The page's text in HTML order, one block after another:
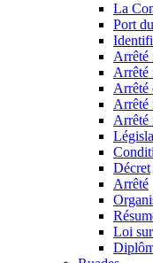
La
Port
Arrêté
Arrêté
Arrêté
Arrêté
Arrêté
Décret
Arrêté
Loi